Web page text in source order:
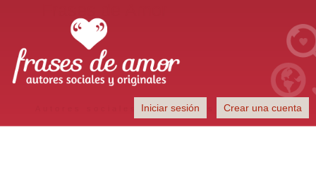
Autores sociales y originales
Iniciar sesión Crear una cuenta